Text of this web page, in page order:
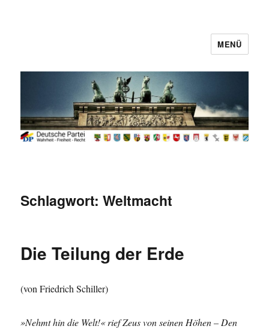
MENÜ
Schlagwort:Weltmacht
Die Teilung der Erde
(von Friedrich Schiller)
»Nehmt hin die Welt!« rief Zeus von seinen Höhen – Den